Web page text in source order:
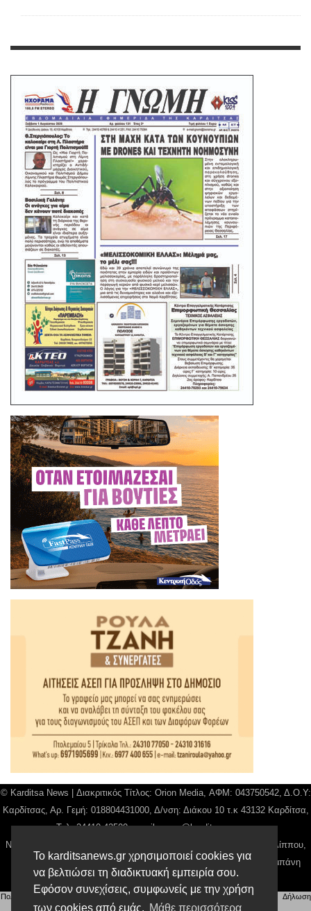
Το karditsanews.gr χρησιμοποιεί cookies για
να βελτιώσει τη διαδικτυακή εμπειρία σου.
Εφόσον συνεχίσεις, συμφωνείς με την χρήση
των cookies από εμάς. Μάθε περισσότερα
© Karditsa News | Διακριτικός Τίτλος: Orion Media, ΑΦΜ: 043750542, Δ.Ο.Υ:
Καρδίτσας, Αρ. Γεμή: 018804431000, Δ/νση: Διάκου 10 τ.κ 43132 Καρδίτσα,
Τηλ: 24410 42500, email:news@karditsanews.gr.
Νόμιμος Εκπρόσωπος, Ιδιοκτήτης και Διαχειριστής: Παναγιώτης Φιλίππου,
Διευθύντρια: Γιαννουσά Βασιλική, Διευθύντιρα Σύνταξης: Μπαλαμπάνη
Βασιλική. Δικαιούχος domain name Παναγιώτης Φιλίππου
Πολιτική απορρήτου Αίτηση Διαχείρισης Προσωπικών Δεδομένων |Όροι χρήσης
Δήλωση
Συμμόρφωσης